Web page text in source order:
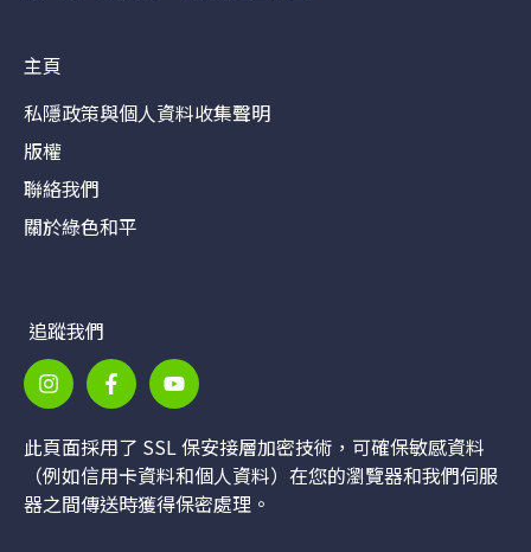
主頁
私隱政策與個人資料收集聲明
版權
聯絡我們
關於綠色和平
追蹤我們
此頁面採用了 SSL 保安接層加密技術，可確保敏感資料
（例如信用卡資料和個人資料）在您的瀏覽器和我們伺服
器之間傳送時獲得保密處理。